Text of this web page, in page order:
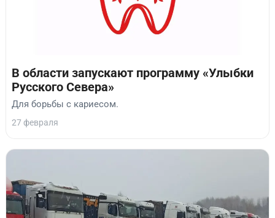
В области запускают программу «Улыбки
Русского Севера»
Для борьбы с кариесом.
27 февраля